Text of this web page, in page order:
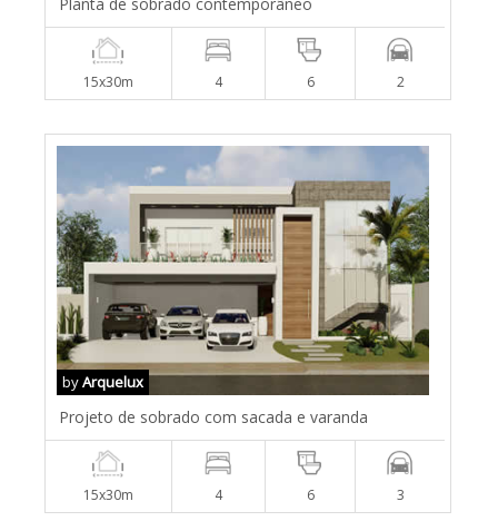
Planta de sobrado contemporâneo
15x30m 4 6 2
byArquelux
Projeto de sobrado com sacada e varanda
15x30m 4 6 3